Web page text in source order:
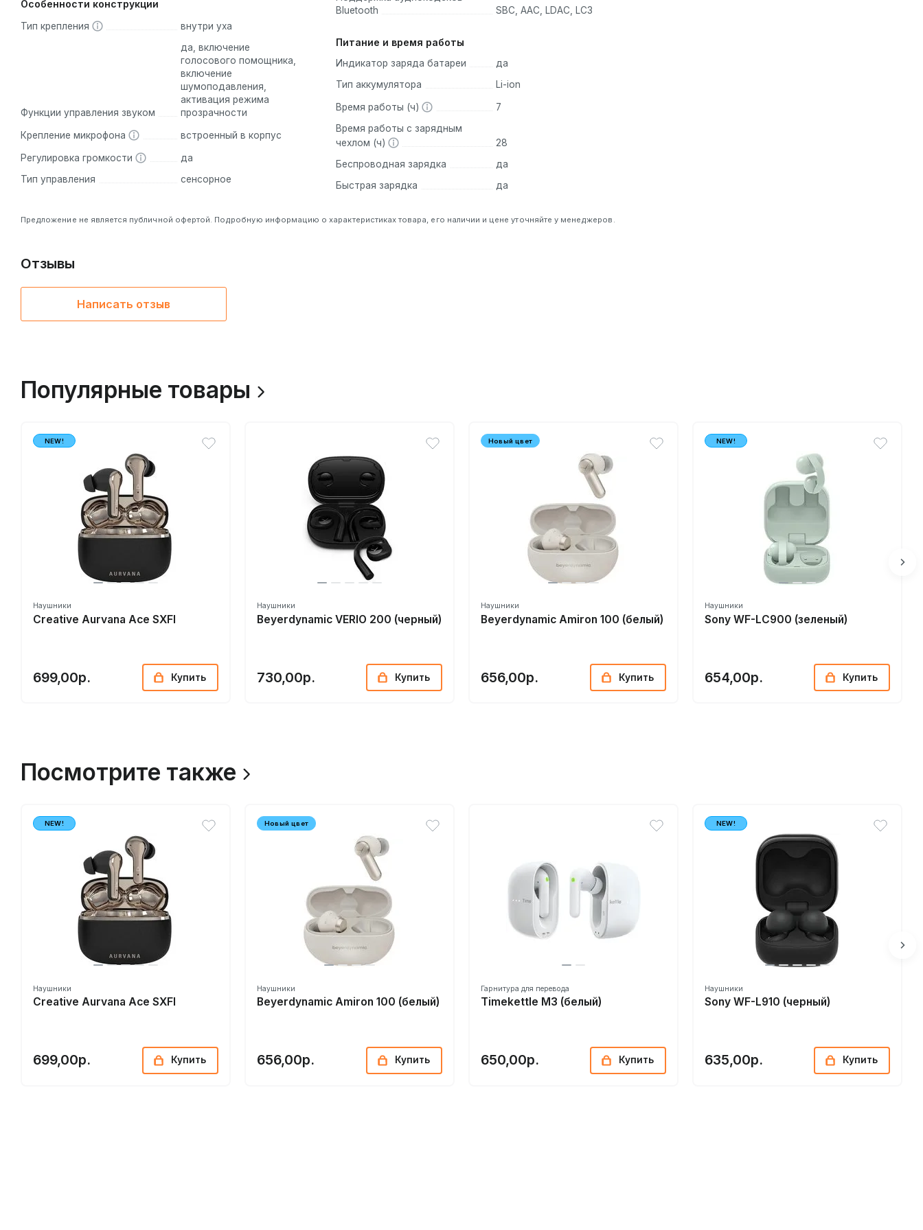
Особенности конструкции
Тип крепления внутри уха
Функции управления звуком
да, включение
голосового помощника,
включение
шумоподавления,
активация режима
прозрачности
Крепление микрофона встроенный в корпус
Регулировка громкости
да
Тип управления
сенсорное
Bluetooth
SBC, AAC, LDAC, LC3
Питание и время работы
Индикатор заряда батареи
да
Тип аккумулятора
Li-ion
Время работы (ч)
7
Время работы с зарядным
чехлом (ч)
28
Беспроводная зарядка
да
Быстрая зарядка
да
Предложение не является публичной офертой. Подробную информацию о характеристиках товара, его наличии и цене уточняйте у менеджеров.
Отзывы
Написать отзыв
Популярные товары
NEW!
Наушники
Creative Aurvana Ace SXFI
699,00р. Купить
Наушники
Beyerdynamic VERIO 200 (черный)
730,00р. Купить
Новый цвет
Наушники
Beyerdynamic Amiron 100 (белый)
656,00р. Купить
NEW!
Наушники
Sony WF-LC900 (зеленый)
654,00р. Купить
Посмотрите также
NEW!
Наушники
Creative Aurvana Ace SXFI
699,00р. Купить
Новый цвет
Наушники
Beyerdynamic Amiron 100 (белый)
656,00р. Купить
Гарнитура для перевода
Timekettle M3 (белый)
650,00р. Купить
NEW!
Наушники
Sony WF-L910 (черный)
635,00р. Купить